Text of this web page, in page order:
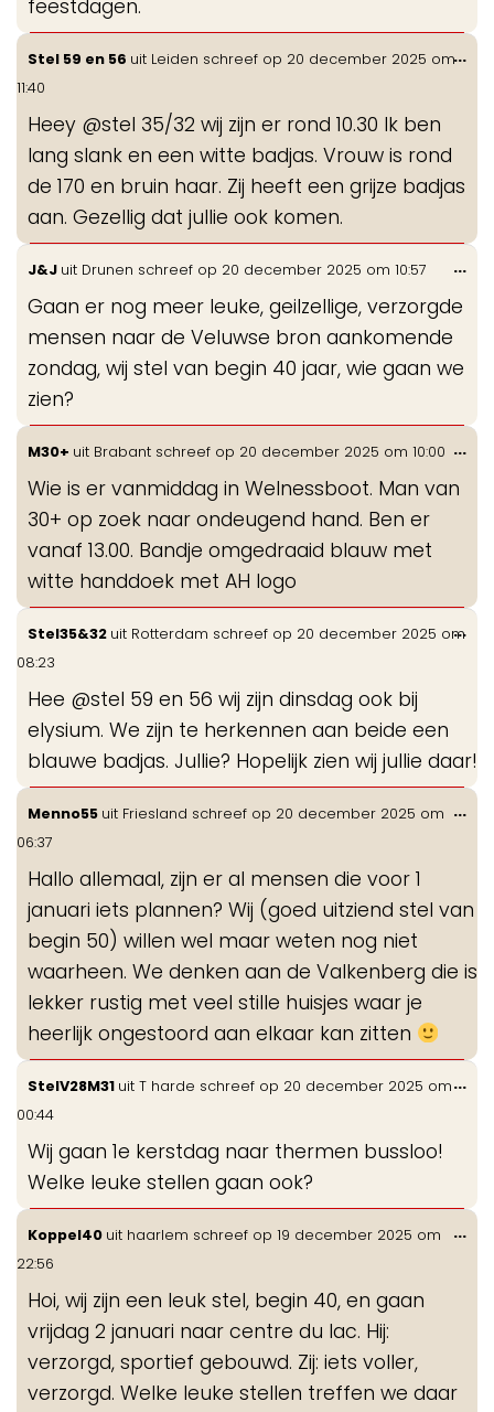
feestdagen.
Stel 59 en 56 uit Leiden schreef op 20 december 2025 om
11:40
Heey @stel 35/32 wij zijn er rond 10.30 Ik ben
lang slank en een witte badjas. Vrouw is rond
de 170 en bruin haar. Zij heeft een grijze badjas
aan. Gezellig dat jullie ook komen.
...
J&J uit Drunen schreef op 20 december 2025 om 10:57
Gaan er nog meer leuke, geilzellige, verzorgde
mensen naar de Veluwse bron aankomende
zondag, wij stel van begin 40 jaar, wie gaan we
zien?
...
M30+ uit Brabant schreef op 20 december 2025 om 10:00
Wie is er vanmiddag in Welnessboot. Man van
30+ op zoek naar ondeugend hand. Ben er
vanaf 13.00. Bandje omgedraaid blauw met
witte handdoek met AH logo
...
Stel35&32 uit Rotterdam schreef op 20 december 2025 om
08:23
Hee @stel 59 en 56 wij zijn dinsdag ook bij
elysium. We zijn te herkennen aan beide een
blauwe badjas. Jullie? Hopelijk zien wij jullie daar!
...
Menno55 uit Friesland schreef op 20 december 2025 om
06:37
Hallo allemaal, zijn er al mensen die voor 1
januari iets plannen? Wij (goed uitziend stel van
begin 50) willen wel maar weten nog niet
waarheen. We denken aan de Valkenberg die is
lekker rustig met veel stille huisjes waar je
heerlijk ongestoord aan elkaar kan zitten
...
StelV28M31 uit T harde schreef op 20 december 2025 om
00:44
Wij gaan 1e kerstdag naar thermen bussloo!
Welke leuke stellen gaan ook?
...
Koppel40 uit haarlem schreef op 19 december 2025 om
22:56
Hoi, wij zijn een leuk stel, begin 40, en gaan
vrijdag 2 januari naar centre du lac. Hij:
verzorgd, sportief gebouwd. Zij: iets voller,
verzorgd. Welke leuke stellen treffen we daar
...